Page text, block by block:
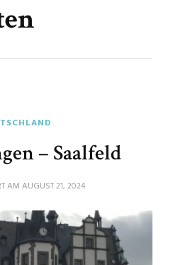
– Saalfeld
AM AUGUST 21, 2024